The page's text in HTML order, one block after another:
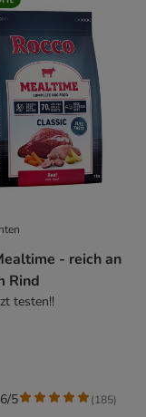
- reich an
Rind
testen!!
5 (185)